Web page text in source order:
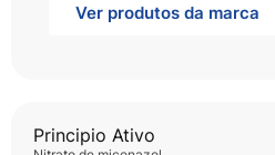
Ver produtos da marca
Principio Ativo